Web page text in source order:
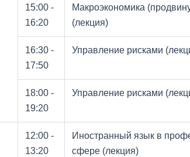
15:00 -
16:20
Макроэкономика
(лекция)
16:30 -
17:50
Управление рисками
18:00 -
19:20
Управление рисками
12:00 -
13:20
Иностранный язык в
сфере (лекция)